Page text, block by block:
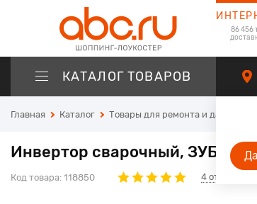
86 456
КАТАЛОГ ТОВАРОВ
Главная Каталог Товары для ремонта и дачи
Инвертор сварочный, ЗУБР
Код товара: 118850 4 отзывов